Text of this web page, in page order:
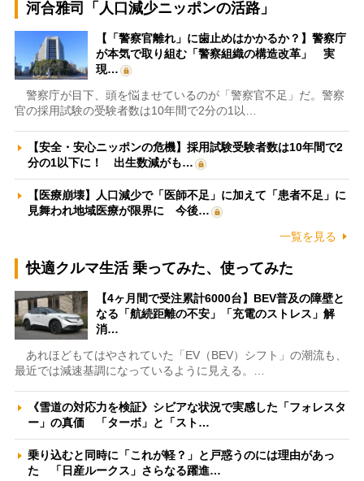
河合雅司「人口減少ニッポンの活路」
【「警察官離れ」に歯止めはかかるか？】警察庁
が本気で取り組む「警察組織の構造改革」 実
現…
警察庁が目下、頭を悩ませているのが「警察官不足」だ。警察
官の採用試験の受験者数は10年間で2分の1以…
【安全・安心ニッポンの危機】採用試験受験者数は10年間で2
分の1以下に！ 出生数減がも…
【医療崩壊】人口減少で「医師不足」に加えて「患者不足」に
見舞われ地域医療が限界に 今後…
一覧を見る
快適クルマ生活 乗ってみた、使ってみた
【4ヶ月間で受注累計6000台】BEV普及の障壁と
なる「航続距離の不安」「充電のストレス」解
消…
あれほどもてはやされていた「EV（BEV）シフト」の潮流も、
最近では減速基調になっているように見える。…
《雪道の対応力を検証》シビアな状況で実感した「フォレスタ
ー」の真価 「ターボ」と「スト…
乗り込むと同時に「これが軽？」と戸惑うのには理由があっ
た 「日産ルークス」さらなる躍進…